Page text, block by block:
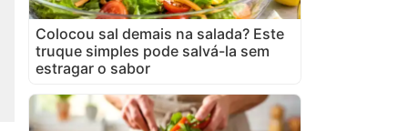
Colocou sal demais na salada? Este
truque simples pode salvá-la sem
estragar o sabor